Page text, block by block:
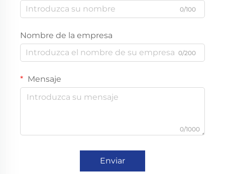
0/100
Nombre de la empresa
0/200
Mensaje
0/1000
Enviar